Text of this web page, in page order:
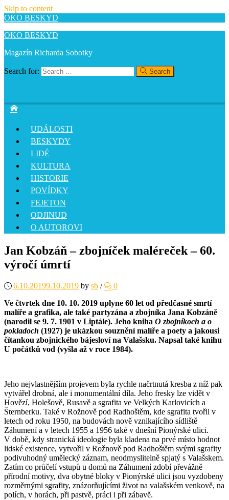
Skip to content
OKO BESKYD
OKO BESKYD
Magazín Richarda Sobotky
Search for: Search
UDÁLOSTI
BESKYDY
LIDÉ
KULTURA
HISTORIE
POVÍDKY
FEJETON
ODJINUD
O AUTOROVI
Jan Kobzáň – zbojníček maléreček – 60.
výročí úmrtí
6.10.20199.10.2019 by sb /
0
Ve čtvrtek dne 10. 10. 2019 uplyne 60 let od předčasné smrtí
malíře a grafika, ale také partyzána a zbojníka Jana Kobzáně
(narodil se 9. 7. 1901 v Liptále). Jeho kniha O zbojníkoch a o
pokladoch (1927) je ukázkou souznění malíře a poety a jakousi
čítankou zbojnického bájesloví na Valašsku. Napsal také knihu
U počátků vod (vyšla až v roce 1984).
Jeho nejvlastnějším projevem byla rychle načrtnutá kresba z níž pak
vytvářel drobná, ale i monumentální díla. Jeho fresky lze vidět v
Hovězí, Holešově, Rusavě a sgrafita ve Velkých Karlovicích a
Šternberku. Také v Rožnově pod Radhoštěm, kde sgrafita tvořil v
letech od roku 1950, na budovách nově vznikajícího sídliště
Záhumení a v letech 1955 a 1956 také v dnešní Pionýrské ulici.
V době, kdy stranická ideologie byla kladena na prvé místo hodnot
lidské existence, vytvořil v Rožnově pod Radhoštěm svými sgrafity
podivuhodný umělecký záznam, neodmyslitelně spjatý s Valašskem.
Zatím co průčelí vstupů u domů na Záhumení zdobí převážně
přírodní motivy, dva obytné bloky v Pionýrské ulici jsou vyzdobeny
rozměrnými sgrafity, znázorňujícími život na valašském venkově, na
polích, v horách, při pastvě, práci i při zábavě.